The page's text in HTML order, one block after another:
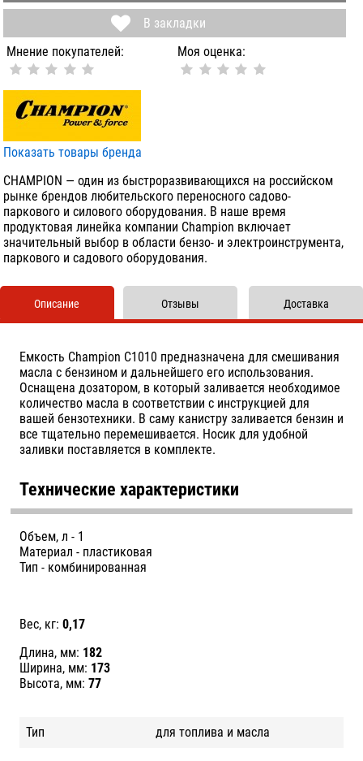
В закладки
Мнение покупателей:
Моя оценка:
Показать товары бренда
CHAMPION — один из быстроразвивающихся на российском
рынке брендов любительского переносного садово-
паркового и силового оборудования. В наше время
продуктовая линейка компании Champion включает
значительный выбор в области бензо- и электроинструмента,
паркового и садового оборудования.
Описание
Емкость Champion C1010 предназначена для смешивания
масла с бензином и дальнейшего его использования.
Оснащена дозатором, в который заливается необходимое
количество масла в соответствии с инструкцией для
вашей бензотехники. В саму канистру заливается бензин и
все тщательно перемешивается. Носик для удобной
заливки поставляется в комплекте.
Технические характеристики
Объем, л - 1
Материал - пластиковая
Тип - комбинированная
Вес, кг: 0,17
Длина, мм: 182
Ширина, мм: 173
Высота, мм: 77
Тип для топлива и масла
Отзывы Доставка